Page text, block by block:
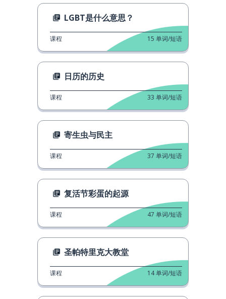
LGBT是什么意思？
课程 15 单词/短语
日历的历史
课程 33 单词/短语
寄生虫与民主
课程 37 单词/短语
复活节彩蛋的起源
课程 47 单词/短语
圣帕特里克大教堂
课程 14单词/短语